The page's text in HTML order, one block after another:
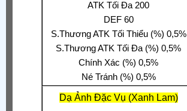
ATK Tối Đa 200
DEF 60
S.Thương ATK Tối Thiểu (%) 0,5%
S.Thương ATK Tối Đa (%) 0,5%
Chính Xác (%) 0,5%
Né Tránh (%) 0,5%
Dạ Ảnh Đặc Vụ (Xanh Lam)